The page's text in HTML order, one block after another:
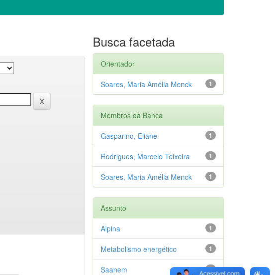
Busca facetada
Orientador
1
Soares, Maria Amélia Menck
Membros da Banca
1
Gasparino, Eliane
1
Rodrigues, Marcelo Teixeira
1
Soares, Maria Amélia Menck
Assunto
1
Alpina
1
Metabolismo energético
1
Saanem